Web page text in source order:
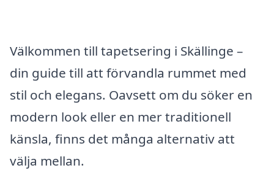
Välkommen till tapetsering i Skällinge –
din guide till att förvandla rummet med
stil och elegans. Oavsett om du söker en
modern look eller en mer traditionell
känsla, finns det många alternativ att
välja mellan.